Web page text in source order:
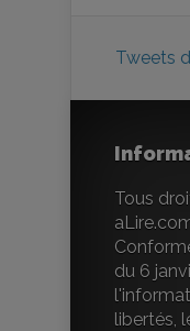
Tweets
Tous
du 6
libertés,